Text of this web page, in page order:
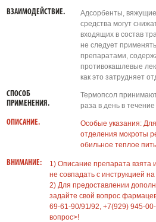
ВЗАИМОДЕЙСТВИЕ.
Адсорбенты,
средства могут
входящих в состав
не следует
препаратами,
противокашлевые
как это затрудняет
СПОСОБ
ПРИМЕНЕНИЯ.
Термопсол
раза в день в
ОПИСАНИЕ.
Особые указания:
отделения мокроты
обильное теплое
ВНИМАНИЕ:
1) Описание препарата взята
не совпадать с инструкцией на
2) Для предоставлении
задайте свой вопрос
69-61-90/91/92, +7(929) 945-
вопрос>!